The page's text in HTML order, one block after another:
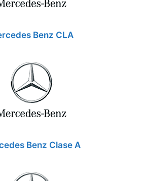
Benz CLA
Benz Clase A